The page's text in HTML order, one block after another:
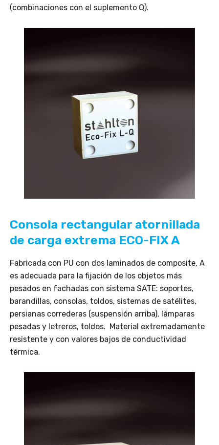
(combinaciones con el suplemento Q).
Consola rectangular atornillada
de carga extrema ECO-FIX A
Fabricada con PU con dos laminados de composite, A
es adecuada para la fijación de los objetos más
pesados en fachadas con sistema SATE: soportes,
barandillas, consolas, toldos, sistemas de satélites,
persianas correderas (suspensión arriba), lámparas
pesadas y letreros, toldos. Material extremadamente
resistente y con valores bajos de conductividad
térmica.